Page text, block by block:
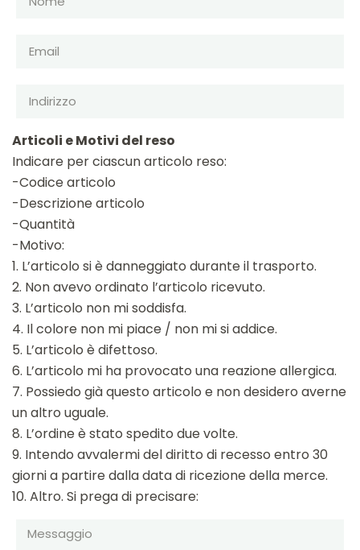
Articoli e Motivi del reso
Indicare per ciascun articolo reso:
-Codice articolo
-Descrizione articolo
-Quantità
-Motivo:
1. L’articolo si è danneggiato durante il trasporto.
2. Non avevo ordinato l’articolo ricevuto.
3. L’articolo non mi soddisfa.
4. Il colore non mi piace / non mi si addice.
5. L’articolo è difettoso.
6. L’articolo mi ha provocato una reazione allergica.
7. Possiedo già questo articolo e non desidero averne
un altro uguale.
8. L’ordine è stato spedito due volte.
9. Intendo avvalermi del diritto di recesso entro 30
giorni a partire dalla data di ricezione della merce.
10. Altro. Si prega di precisare: